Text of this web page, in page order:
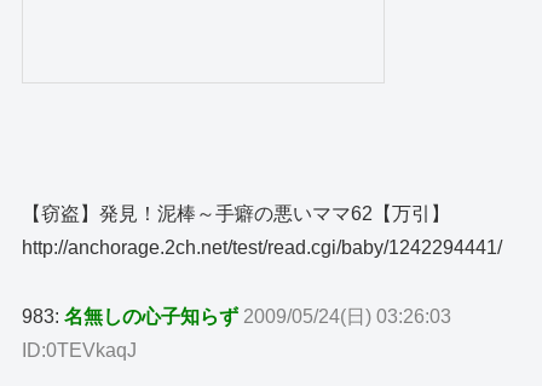
【窃盗】発見！泥棒～手癖の悪いママ62【万引】
http://anchorage.2ch.net/test/read.cgi/baby/1242294441/
983:名無しの心子知らず 2009/05/24(日) 03:26:03
ID:0TEVkaqJ